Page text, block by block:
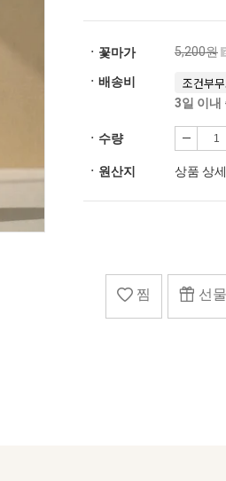
ㆍ꽃마가 5,200원
ㆍ배송비 조건부
3일 이내
ㆍ수량
ㆍ원산지 상품 상
찜 선물